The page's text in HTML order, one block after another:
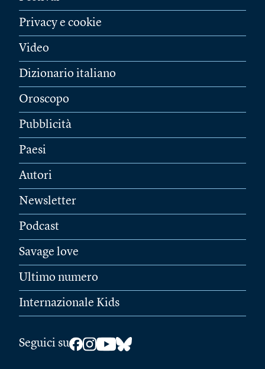
Privacy e cookie
Video
Dizionario italiano
Oroscopo
Pubblicità
Paesi
Autori
Newsletter
Podcast
Savage love
Ultimo numero
Internazionale Kids
Seguici su